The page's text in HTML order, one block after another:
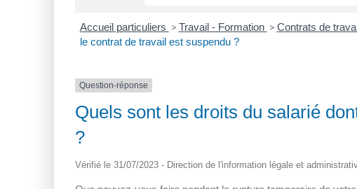
Accueil particuliers > Travail - Formation > Contrats de
le contrat de travail est suspendu ?
Question-réponse
Quels sont les droits du salarié
?
Vérifié le 31/07/2023 - Direction de l'information légale et